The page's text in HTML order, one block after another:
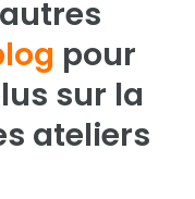
pour
sur la
ateliers